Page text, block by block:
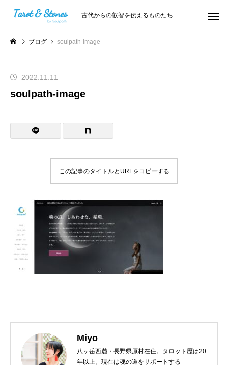
古代からの叡智を伝えるものたち
ブログ soulpath-image
2022.11.11
soulpath-image
この記事のタイトルとURLをコピーする
Miyo
八ヶ岳西麓・長野県原村在住。タロット歴は20
年以上。現在は魂の道をサポートする